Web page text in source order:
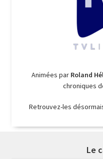
Animées par Roland
chroniques
Retrouvez-les
Le